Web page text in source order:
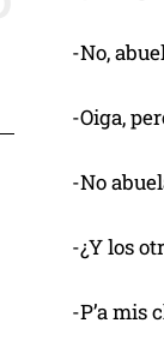
-No,
-Oiga,
-No
-¿Y los
-P’a mis